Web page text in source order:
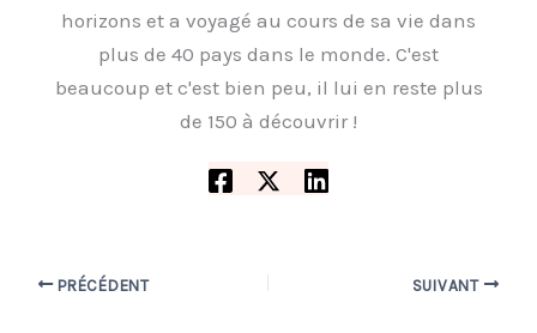
horizons et a voyagé au cours de sa vie dans
plus de 40 pays dans le monde. C'est
beaucoup et c'est bien peu, il lui en reste plus
de 150 à découvrir !
PRÉCÉDENT SUIVANT